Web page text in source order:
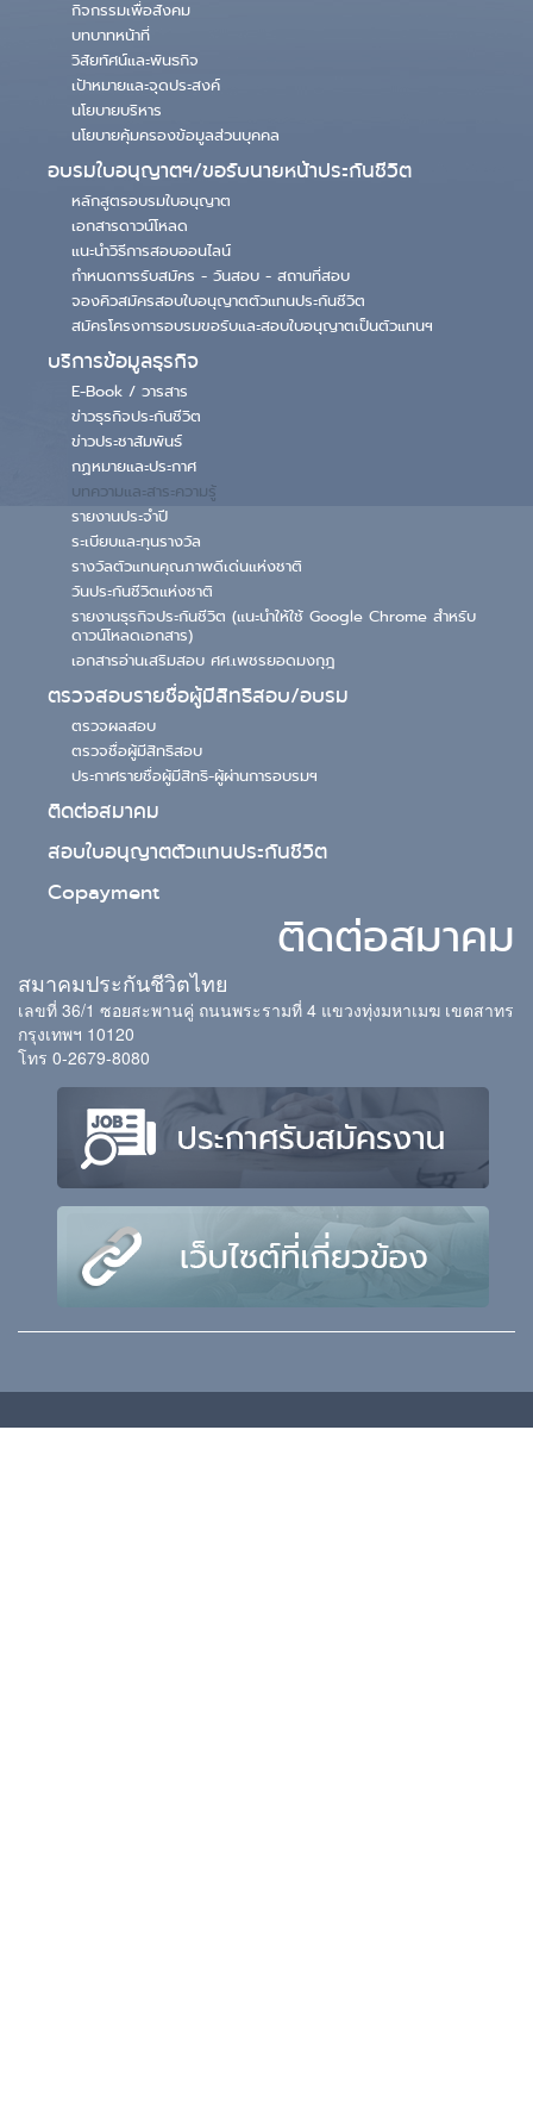
กิจกรรมเพื่อสังคม
บทบาทหน้าที่
วิสัยทัศน์และพันธกิจ
เป้าหมายและจุดประสงค์
นโยบายบริหาร
นโยบายคุ้มครองข้อมูลส่วนบุคคล
อบรมใบอนุญาตฯ/ขอรับนายหน้าประกันชีวิต
หลักสูตรอบรมใบอนุญาต
เอกสารดาวน์โหลด
แนะนำวิธีการสอบออนไลน์
กำหนดการรับสมัคร - วันสอบ - สถานที่สอบ
จองคิวสมัครสอบใบอนุญาตตัวแทนประกันชีวิต
สมัครโครงการอบรมขอรับและสอบใบอนุญาตเป็นตัวแทนฯ
บริการข้อมูลธุรกิจ
E-Book / วารสาร
ข่าวธุรกิจประกันชีวิต
ข่าวประชาสัมพันธ์
กฏหมายและประกาศ
บทความและสาระความรู้
รายงานประจำปี
ระเบียบและทุนรางวัล
รางวัลตัวแทนคุณภาพดีเด่นแห่งชาติ
วันประกันชีวิตแห่งชาติ
รายงานธุรกิจประกันชีวิต (แนะนำให้ใช้ Google Chrome สำหรับ
ดาวน์โหลดเอกสาร)
เอกสารอ่านเสริมสอบ ศศ.เพชรยอดมงกุฎ
ตรวจสอบรายชื่อผู้มีสิทธิสอบ/อบรม
ตรวจผลสอบ
ตรวจชื่อผู้มีสิทธิสอบ
ประกาศรายชื่อผู้มีสิทธิ-ผู้ผ่านการอบรมฯ
ติดต่อสมาคม
สอบใบอนุญาตตัวแทนประกันชีวิต
Copayment
ติดต่อสมาคม
สมาคมประกันชีวิตไทย
เลขที่ 36/1 ซอยสะพานคู่ ถนนพระรามที่ 4 แขวงทุ่งมหาเมฆ เขตสาทร
กรุงเทพฯ 10120
โทร 0-2679-8080